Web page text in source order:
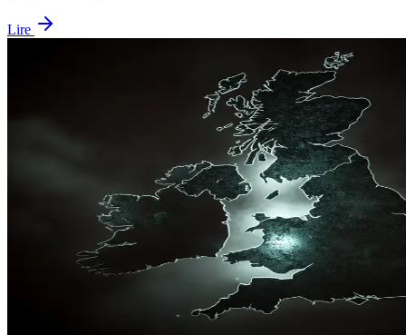
Lire